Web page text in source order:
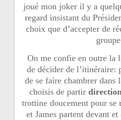
joué mon joker il y a
regard insistant du
choix que d’accepter de
On me confie en outre la
de décider de l’itinéraire:
de se faire chambrer dans
choisis de partir
trottine doucement pour se
et James partent devant